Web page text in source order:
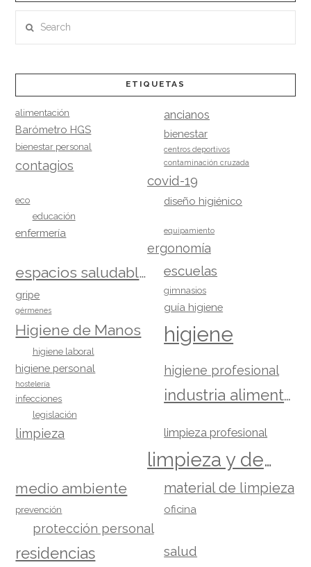
ETIQUETAS
alimentación ancianos
Barómetro HGS bienestar
bienestar personal centros deportivos
contagios contaminación cruzada
covid-19
diseño higiénico
eco
educación
enfermería equipamiento
ergonomía
escuelas
espacios saludables
gimnasios
gripe
guía higiene
gérmenes
higiene
Higiene de Manos
higiene laboral
higiene personal higiene profesional
hostelería
industria alimentaria
infecciones
legislación
limpieza limpieza profesional
limpieza y desinfección
material de limpieza
medio ambiente
oficina
prevención
protección personal
residencias salud